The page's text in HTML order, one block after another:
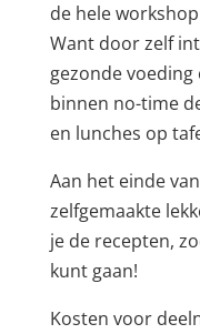
de hele
Want door zelf
gezonde
binnen no-time
en lunches op
Aan het einde
zelfgemaakte
je de recepten,
kunt gaan!
Kosten voor